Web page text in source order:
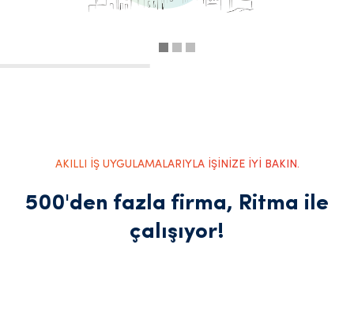
AKILLI İŞ UYGULAMALARIYLA İŞİNİZE İYİ BAKIN.
500'den fazla firma, Ritma ile
çalışıyor!